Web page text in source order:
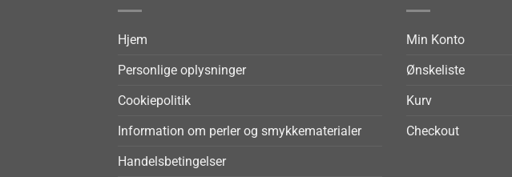
Hjem
Personlige oplysninger
Cookiepolitik
Information om perler og smykkematerialer
Handelsbetingelser
Min Konto
Ønskeliste
Kurv
Checkout